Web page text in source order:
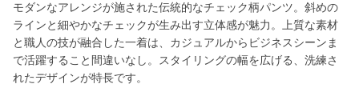
モダンなアレンジが施された伝統的なチェック柄パンツ。斜めの
ラインと細やかなチェックが生み出す立体感が魅力。上質な素材
と職人の技が融合した一着は、カジュアルからビジネスシーンま
で活躍すること間違いなし。スタイリングの幅を広げる、洗練さ
れたデザインが特長です。